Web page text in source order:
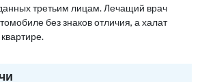
третьим лицам. Лечащий врач
без знаков отличия, а халат